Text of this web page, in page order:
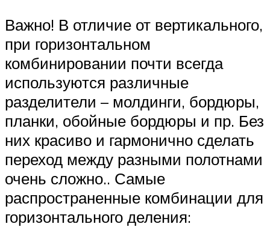
Важно! В отличие от вертикального,
при горизонтальном
комбинировании почти всегда
используются различные
разделители – молдинги, бордюры,
планки, обойные бордюры и пр. Без
них красиво и гармонично сделать
переход между разными полотнами
очень сложно.. Самые
распространенные комбинации для
горизонтального деления: